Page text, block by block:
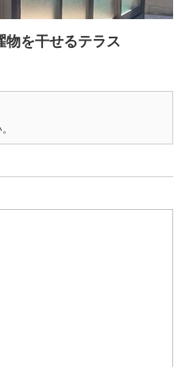
物を干せるテラス